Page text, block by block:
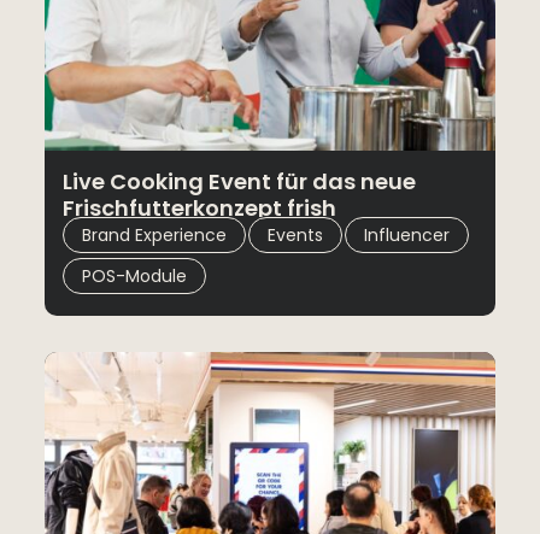
Live Cooking Event für das neue
Frischfutterkonzept frish
Brand Experience Events Influencer
POS-Module